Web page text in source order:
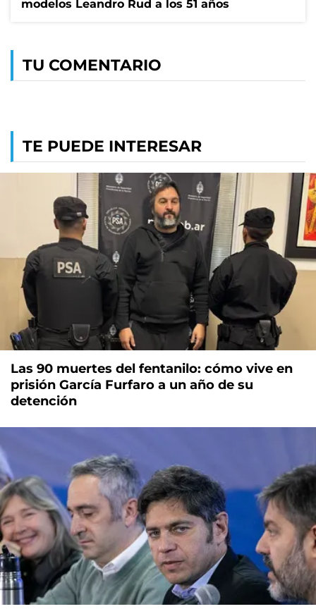
modelos Leandro Rud a los 51 años
TU COMENTARIO
TE PUEDE INTERESAR
Las 90 muertes del fentanilo: cómo vive en
prisión García Furfaro a un año de su
detención